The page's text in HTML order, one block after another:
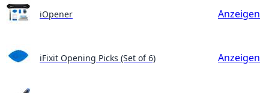
iOpener Anzeigen
iFixit Opening Picks (Set of 6) Anzeigen